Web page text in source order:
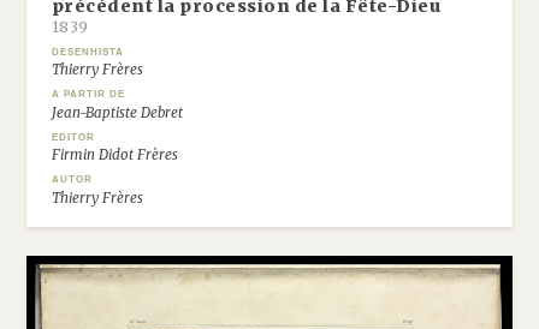
précédent la procession de la Fête-Dieu
1839
DESENHISTA
Thierry Frères
A PARTIR DE
Jean-Baptiste Debret
EDITOR
Firmin Didot Frères
AUTOR
Thierry Frères